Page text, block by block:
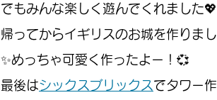
でもみんな楽しく遊んでくれました💖
帰ってからイギリスのお城を作りま
✨️めっちゃ可愛く作ったよー！💞
最後はシックスブリックス でタワー